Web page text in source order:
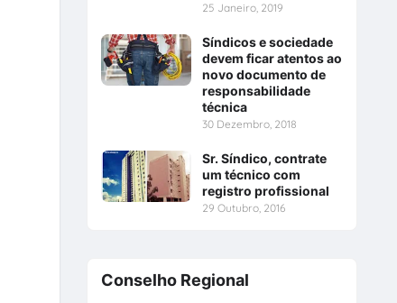
25 Janeiro, 2019
Síndicos e sociedade
devem ficar atentos ao
novo documento de
responsabilidade
técnica
30 Dezembro, 2018
Sr. Síndico, contrate
um técnico com
registro profissional
29 Outubro, 2016
Conselho Regional